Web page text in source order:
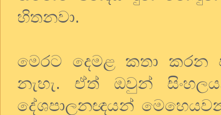
හිතනවා.
මෙරට දෙමළ කතා කරන
නැහැ. ඒත් ඔවුන්
දේශපාලනඥයන්